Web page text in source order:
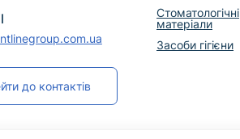
до контактів
Стоматологічні
матеріали
Засоби гігієни